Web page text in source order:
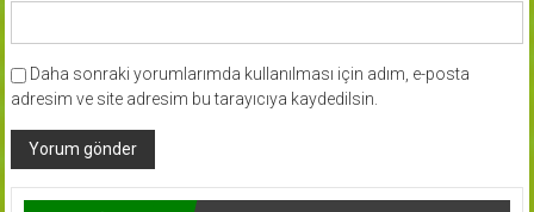
Daha sonraki yorumlarımda kullanılması için adım, e-posta
adresim ve site adresim bu tarayıcıya kaydedilsin.